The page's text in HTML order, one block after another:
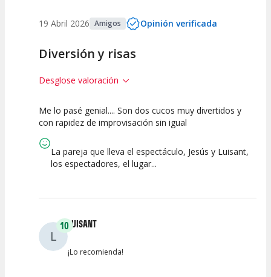
19 Abril 2026 Amigos Opinión verificada
Diversión y risas
Desglose valoración
10
Espectáculo
10
Escena
10
artística
Me lo pasé genial.... Son dos cucos muy divertidos y
con rapidez de improvisación sin igual
La pareja que lleva el espectáculo, Jesús y Luisant,
los espectadores, el lugar...
L
10LUISANT
¡Lo recomienda!